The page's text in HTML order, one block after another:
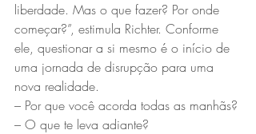
liberdade. Mas o que fazer? Por onde
começar?”, estimula Richter. Conforme
ele, questionar a si mesmo é o início de
uma jornada de disrupção para uma
nova realidade.
– Por que você acorda todas as manhãs?
– O que te leva adiante?